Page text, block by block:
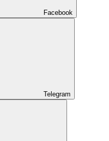
Facebook
Telegram